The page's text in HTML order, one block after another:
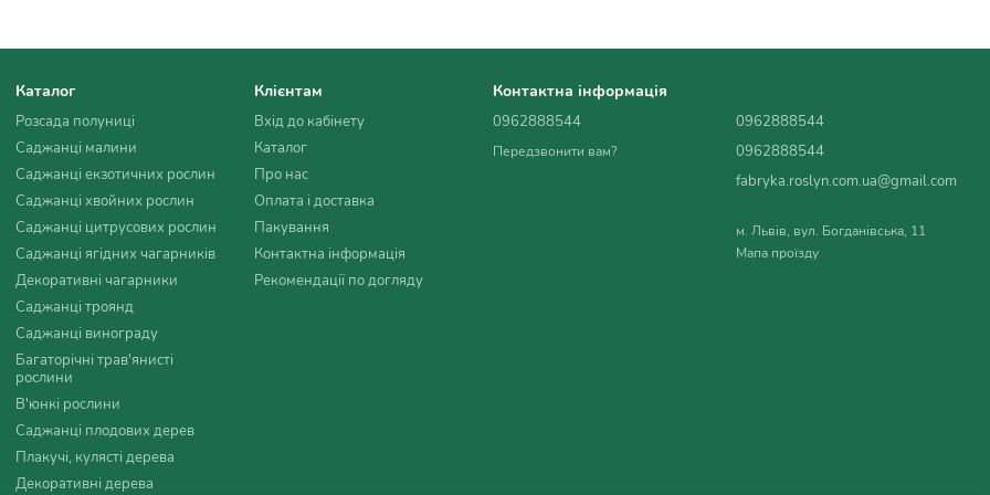
Каталог
Розсада полуниці
Саджанці малини
Саджанці екзотичних рослин
Саджанці хвойних рослин
Саджанці цитрусових рослин
Саджанці ягідних чагарників
Декоративні чагарники
Саджанці троянд
Саджанці винограду
Багаторічні трав'янисті
рослини
В'юнкі рослини
Саджанці плодових дерев
Плакучі, кулясті дерева
Декоративні дерева
Клієнтам
Вхід до кабінету
Каталог
Про нас
Оплата і доставка
Пакування
Контактна інформація
Рекомендації по догляду
Контактна інформація
0962888544
Передзвонити вам?
0962888544
0962888544
fabryka.roslyn.com.ua@gmail.com
м. Львів, вул. Богданівська, 11
Мапа проїзду